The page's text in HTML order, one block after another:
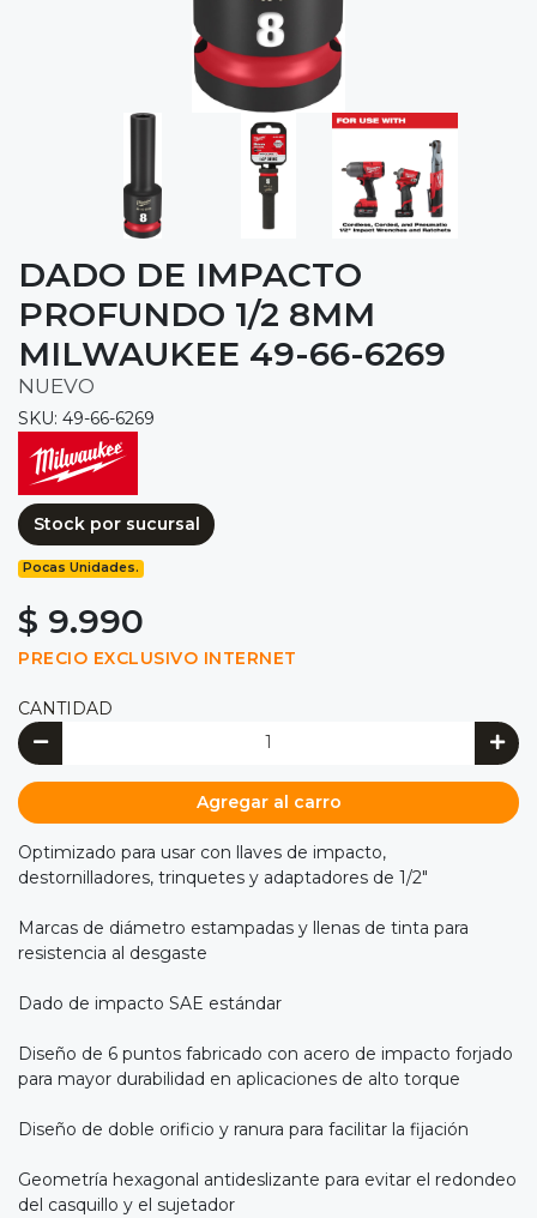
DADO DE IMPACTO
PROFUNDO 1/2 8MM
MILWAUKEE 49-66-6269
NUEVO
SKU: 49-66-6269
Stock por sucursal
Pocas Unidades.
$ 9.990
PRECIO EXCLUSIVO INTERNET
CANTIDAD
Agregar al carro
Optimizado para usar con llaves de impacto,
destornilladores, trinquetes y adaptadores de 1/2"
Marcas de diámetro estampadas y llenas de tinta para
resistencia al desgaste
Dado de impacto SAE estándar
Diseño de 6 puntos fabricado con acero de impacto forjado
para mayor durabilidad en aplicaciones de alto torque
Diseño de doble orificio y ranura para facilitar la fijación
Geometría hexagonal antideslizante para evitar el redondeo
del casquillo y el sujetador